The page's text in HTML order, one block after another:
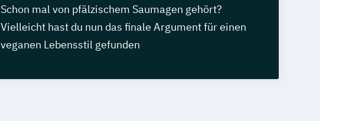
Schon mal von pfälzischem Saumagen gehört?
Vielleicht hast du nun das finale Argument für einen
veganen Lebensstil gefunden